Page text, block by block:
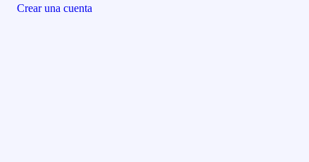
Crear una cuenta